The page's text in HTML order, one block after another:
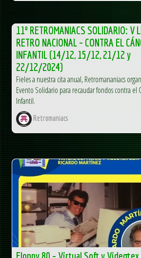
11º RETROMANIACS SOLIDARIO: V
RETRO NACIONAL – CONTRA EL
INFANTIL (14/12, 15/12, 21/12 y
22/12/2024)
Fieles a nuestra cita anual, Retromananiacs
Evento Solidario para recaudar fondos contra el
Infantil.
Retromaniacs